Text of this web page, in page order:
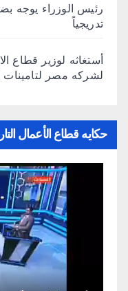
رئيس الوزراء يوجه
تدريجياً
أستغاثه لوزير قطاع
لشركه مصر لتامينات
حكايه قطاع الأعمال